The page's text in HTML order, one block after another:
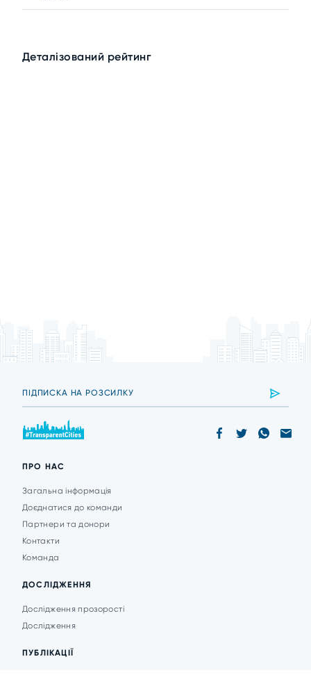
Деталізований рейтинг
ПРО НАС
Загальна інформація
Доєднатися до команди
Партнери та донори
Контакти
Команда
ДОСЛІДЖЕННЯ
Дослідження прозорості
Дослідження
ПУБЛІКАЦІЇ